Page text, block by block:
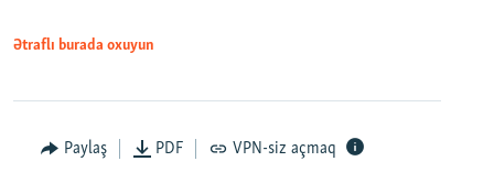
Ətraflı burada oxuyun
Paylaş PDF VPN-siz açmaq